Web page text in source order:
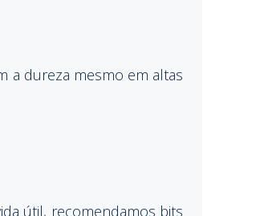
a dureza mesmo em altas
útil, recomendamos bits